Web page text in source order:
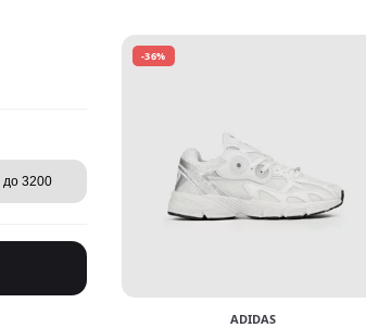
-36%
ADIDAS